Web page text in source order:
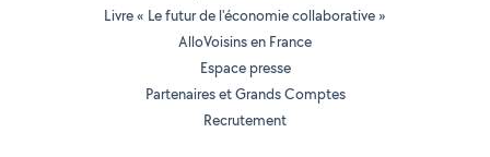
Livre « Le futur de l'économie collaborative »
AlloVoisins en France
Espace presse
Partenaires et Grands Comptes
Recrutement